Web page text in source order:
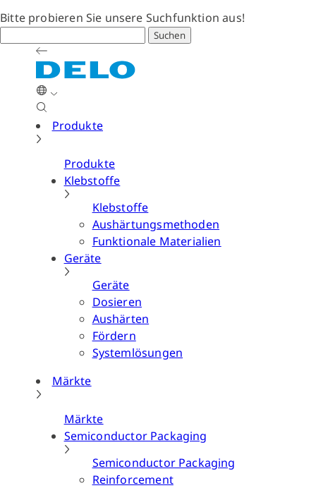
Bitte probieren Sie unsere Suchfunktion aus!
Suchen
Produkte
Produkte
Klebstoffe
Klebstoffe
Aushärtungsmethoden
Funktionale Materialien
Geräte
Geräte
Dosieren
Aushärten
Fördern
Systemlösungen
Märkte
Märkte
Semiconductor Packaging
Semiconductor Packaging
Reinforcement